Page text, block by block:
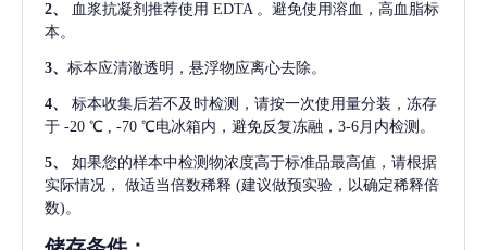
2、 血浆抗凝剂推荐使用 EDTA 。避免使用溶血，高血脂标
本。
3、 标本应清澈透明，悬浮物应离心去除。
4、
标本收集后若不及时检测，请按一次使用量分装，冻存
于 -20 ℃ , -70 ℃电冰箱内，避免反复冻融，3-6月内检测。
5、
如果您的样本中检测物浓度高于标准品最高值，请根据
实际情况，
做适当倍数稀释 (建议做预实验，以确定稀释倍
数)。